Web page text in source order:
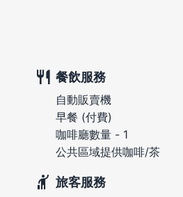
餐飲服務
自動販賣機
早餐 (付費)
咖啡廳數量 - 1
公共區域提供咖啡/茶
旅客服務